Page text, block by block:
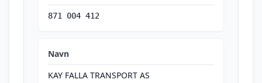
871 004 412
Navn
KAY FALLA TRANSPORT AS